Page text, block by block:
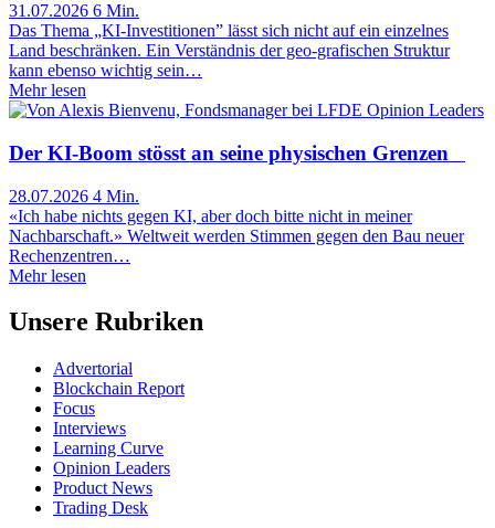
31.07.2026 6 Min.
Das Thema „KI-Investitionen” lässt sich nicht auf ein einzelnes
Land beschränken. Ein Verständnis der geo-grafischen Struktur
kann ebenso wichtig sein…
Mehr lesen
Opinion Leaders
Der KI-Boom stösst an seine physischen Grenzen
28.07.2026 4 Min.
«Ich habe nichts gegen KI, aber doch bitte nicht in meiner
Nachbarschaft.» Weltweit werden Stimmen gegen den Bau neuer
Rechenzentren…
Mehr lesen
Unsere Rubriken
Advertorial
Blockchain Report
Focus
Interviews
Learning Curve
Opinion Leaders
Product News
Trading Desk